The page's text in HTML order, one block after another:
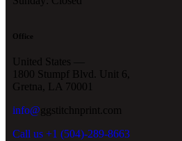
Office
United States —
1800 Stumpf Blvd. Unit 6,
Gretna, LA 70001
info@ggstitchnprint.com
Call us +1 (504)-289-8663